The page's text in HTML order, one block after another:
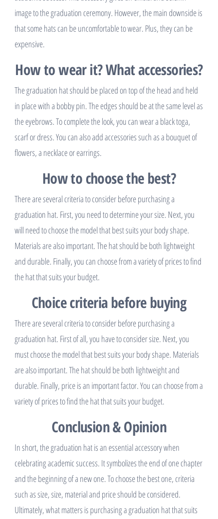
image to the graduation ceremony. However, the main downside is
that some hats can be uncomfortable to wear. Plus, they can be
expensive.
How to wear it? What accessories?
The graduation hat should be placed on top of the head and held
in place with a bobby pin. The edges should be at the same level as
the eyebrows. To complete the look, you can wear a black toga,
scarf or dress. You can also add accessories such as a bouquet of
flowers, a necklace or earrings.
How to choose the best?
There are several criteria to consider before purchasing a
graduation hat. First, you need to determine your size. Next, you
will need to choose the model that best suits your body shape.
Materials are also important. The hat should be both lightweight
and durable. Finally, you can choose from a variety of prices to find
the hat that suits your budget.
Choice criteria before buying
There are several criteria to consider before purchasing a
graduation hat. First of all, you have to consider size. Next, you
must choose the model that best suits your body shape. Materials
are also important. The hat should be both lightweight and
durable. Finally, price is an important factor. You can choose from a
variety of prices to find the hat that suits your budget.
Conclusion & Opinion
In short, the graduation hat is an essential accessory when
celebrating academic success. It symbolizes the end of one chapter
and the beginning of a new one. To choose the best one, criteria
such as size, size, material and price should be considered.
Ultimately, what matters is purchasing a graduation hat that suits